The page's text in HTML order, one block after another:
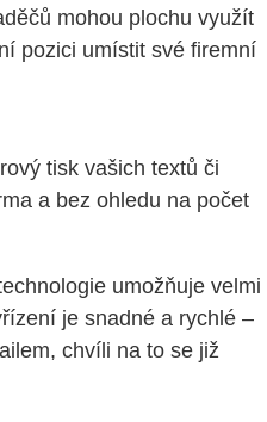
mohou plochu využít
pozici umístit své firemní
tisk vašich textů či
a bez ohledu na počet
umožňuje velmi
je snadné a rychlé –
chvíli na to se již